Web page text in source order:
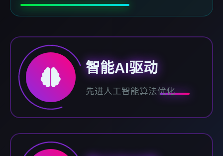
智能AI驱动
先进人工智能算法优化